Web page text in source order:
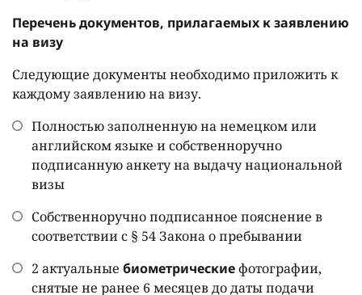
Перечень документов, прилагаемых к заявлению
на визу
Следующие документы необходимо приложить к
каждому заявлению на визу.
Полностью заполненную на немецком или
английском языке и собственноручно
подписанную анкету на выдачу национальной
визы
Собственноручно подписанное пояснение в
соответствии с § 54 Закона о пребывании
2 актуальные биометрическиефотографии,
снятые не ранее 6 месяцев до даты подачи